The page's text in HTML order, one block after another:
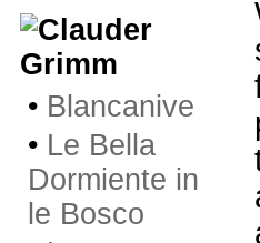
Grimm
• Blancanive
• Le Bella
Dormiente in
le Bosco